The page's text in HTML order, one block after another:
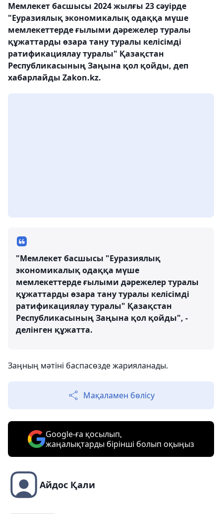
Мемлекет басшысы 2024 жылғы 23 сәуірде
"Еуразиялық экономикалық одаққа мүше
мемлекеттерде ғылыми дәрежелер туралы
құжаттарды өзара тану туралы келісімді
ратификациялау туралы" Қазақстан
Республикасының Заңына қол қойды, деп
хабарлайды Zakon.kz.
"Мемлекет басшысы "Еуразиялық
экономикалық одаққа мүше
мемлекеттерде ғылыми дәрежелер туралы
құжаттарды өзара тану туралы келісімді
ратификациялау туралы" Қазақстан
Республикасының Заңына қол қойды", -
делінген құжатта.
Заңның мәтіні баспасөзде жарияланады.
Мақаламен бөлісу
Google-ға қосылып,
жаңалықтарды бірінші болып оқыңыз
Айдос Қали